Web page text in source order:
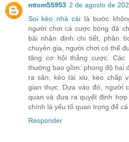
mtom55953 2 de agosto de
Soi kèo nhà cái là bước
người chơi cá cược bóng đá
bài nhận định chi tiết, phân
chuyên gia, người chơi có thể
tăng cơ hội thắng cược.
thường bao gồm: phong độ hai
ra sân, kèo tài xỉu, kèo chấp
gian thực. Dựa vào đó, người
quan và đưa ra quyết định
chính là yếu tố quan trọng để
Responder